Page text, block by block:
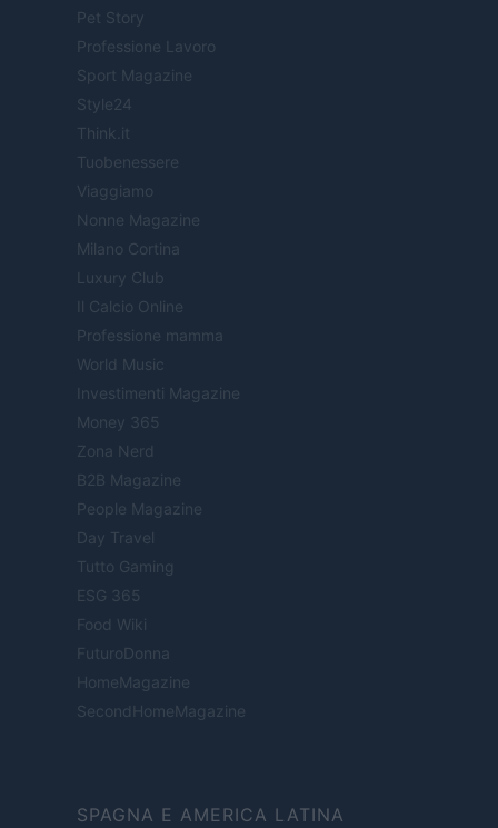
Pet Story
Professione Lavoro
Sport Magazine
Style24
Think.it
Tuobenessere
Viaggiamo
Nonne Magazine
Milano Cortina
Luxury Club
Il Calcio Online
Professione mamma
World Music
Investimenti Magazine
Money 365
Zona Nerd
B2B Magazine
People Magazine
Day Travel
Tutto Gaming
ESG 365
Food Wiki
FuturoDonna
HomeMagazine
SecondHomeMagazine
SPAGNA E AMERICA LATINA